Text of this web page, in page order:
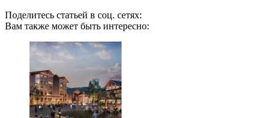
Поделитесь статьей в соц. сетях:
Вам также может быть интересно: